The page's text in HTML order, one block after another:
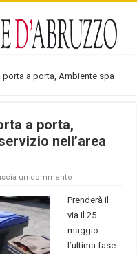
a porta, Ambiente spa
a porta,
nell’area
un commento
Prenderà il
via il 25
maggio
l’ultima fase